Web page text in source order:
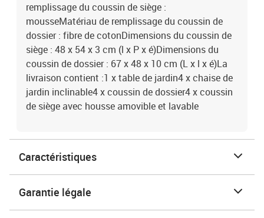
remplissage du coussin de siège :
mousseMatériau de remplissage du coussin de
dossier : fibre de cotonDimensions du coussin de
siège : 48 x 54 x 3 cm (l x P x é)Dimensions du
coussin de dossier : 67 x 48 x 10 cm (L x l x é)La
livraison contient :1 x table de jardin4 x chaise de
jardin inclinable4 x coussin de dossier4 x coussin
de siège avec housse amovible et lavable
Caractéristiques
Garantie légale